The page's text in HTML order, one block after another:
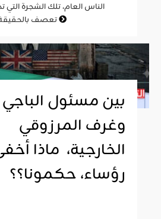
الناس العام، تلك الشجرة التي
تعصف
بين مسئول الباجي
وغرف المرزوقي
الخارجية، ماذا
رؤساء، حكمونا؟؟